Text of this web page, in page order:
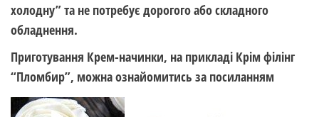
холодну” та не потребує дорогого або складного
обладнення.
Приготування Крем-начинки, на прикладі Крім філінг
“Пломбир”, можна ознайомитись за посиланням